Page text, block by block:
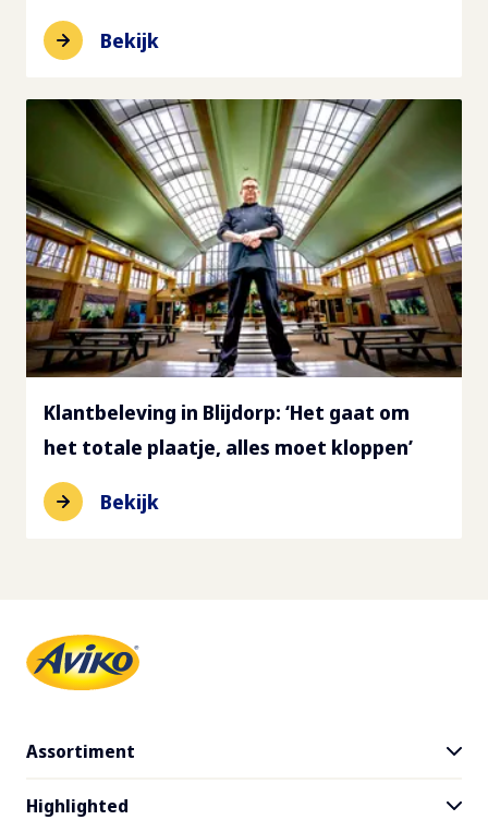
Bekijk
Klantbeleving in Blijdorp: ‘Het gaat om
het totale plaatje, alles moet kloppen’
Bekijk
Assortiment
Alle producten
Highlighted